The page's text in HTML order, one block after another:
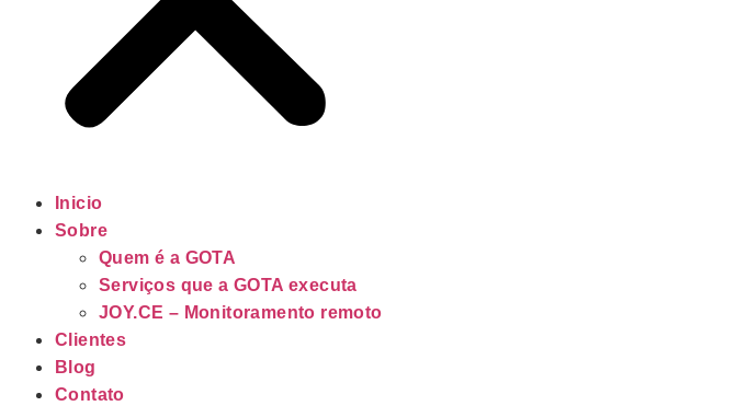
Inicio
Sobre
Quem é a GOTA
Serviços que a GOTA executa
JOY.CE – Monitoramento remoto
Clientes
Blog
Contato